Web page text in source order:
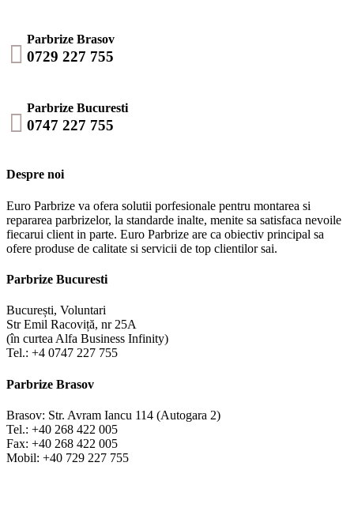

Parbrize Brasov
0729 227 755

Parbrize Bucuresti
0747 227 755
Despre noi
Euro Parbrize va ofera solutii porfesionale pentru montarea si
repararea parbrizelor, la standarde inalte, menite sa satisfaca nevoile
fiecarui client in parte. Euro Parbrize are ca obiectiv principal sa
ofere produse de calitate si servicii de top clientilor sai.
Parbrize Bucuresti
București, Voluntari
Str Emil Racoviță, nr 25A
(în curtea Alfa Business Infinity)
Tel.: +4 0747 227 755
Parbrize Brasov
Brasov: Str. Avram Iancu 114 (Autogara 2)
Tel.: +40 268 422 005
Fax: +40 268 422 005
Mobil: +40 729 227 755